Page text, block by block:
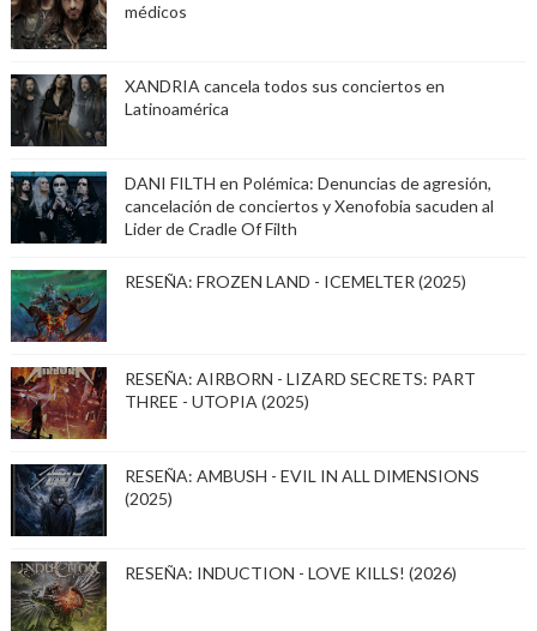
médicos
XANDRIA cancela todos sus conciertos en
Latinoamérica
DANI FILTH en Polémica: Denuncias de agresión,
cancelación de conciertos y Xenofobia sacuden al
Lider de Cradle Of Filth
RESEÑA: FROZEN LAND - ICEMELTER (2025)
RESEÑA: AIRBORN - LIZARD SECRETS: PART
THREE - UTOPIA (2025)
RESEÑA: AMBUSH - EVIL IN ALL DIMENSIONS
(2025)
RESEÑA: INDUCTION - LOVE KILLS! (2026)